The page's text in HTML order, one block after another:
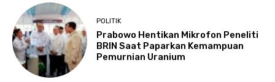
POLITIK
Prabowo Hentikan Mikrofon Peneliti
BRIN Saat Paparkan Kemampuan
Pemurnian Uranium